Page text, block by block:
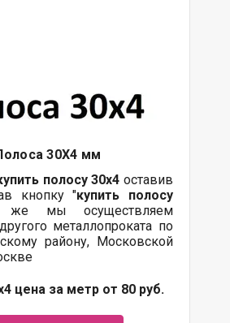
30Х4 мм
полосу 30х4 оставив
кнопку "купить полосу
мы осуществляем
металлопроката по
району, Московской
цена за метр от 80 руб.